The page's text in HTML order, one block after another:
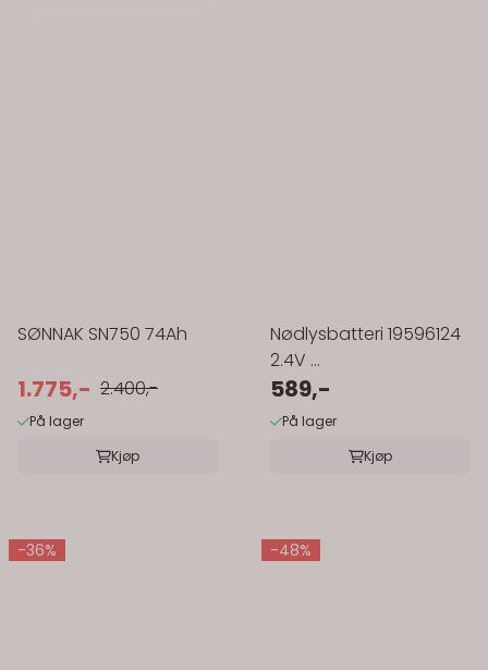
SØNNAK SN750 74Ah
1.775,- 2.400,-
På lager
Kjøp
Nødlysbatteri 19596124
2.4V ...
589,-
På lager
Kjøp
-36% -48%